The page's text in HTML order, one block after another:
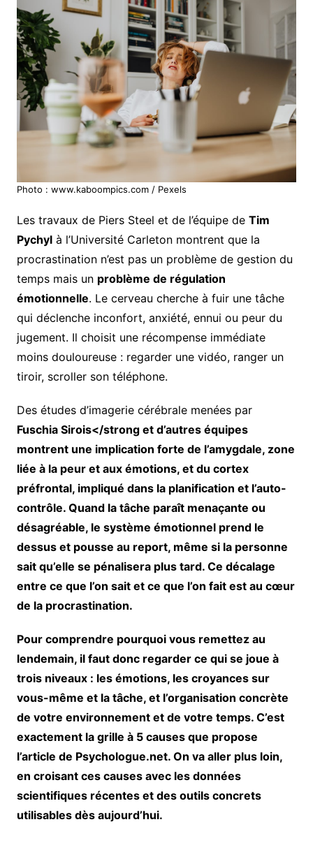
Photo : www.kaboompics.com / Pexels
Les travaux de Piers Steel et de l’équipe de Tim
Pychylà l’Université Carleton montrent que la
procrastination n’est pas un problème de gestion du
temps mais un problème de régulation
émotionnelle. Le cerveau cherche à fuir une tâche
qui déclenche inconfort, anxiété, ennui ou peur du
jugement. Il choisit une récompense immédiate
moins douloureuse : regarder une vidéo, ranger un
tiroir, scroller son téléphone.
Des études d’imagerie cérébrale menées par
Fuschia Sirois</strong et d’autres équipes
montrent une implication forte de l’amygdale, zone
liée à la peur et aux émotions, et du cortex
préfrontal, impliqué dans la planification et l’auto-
contrôle. Quand la tâche paraît menaçante ou
désagréable, le système émotionnel prend le
dessus et pousse au report, même si la personne
sait qu’elle se pénalisera plus tard. Ce décalage
entre ce que l’on sait et ce que l’on fait est au cœur
de la procrastination.
Pour comprendre pourquoi vous remettez au
lendemain, il faut donc regarder ce qui se joue à
trois niveaux : les émotions, les croyancessur
vous-même et la tâche, et l’organisation concrète
de votre environnement et de votre temps. C’est
exactement la grille à 5 causes que propose
l’article de Psychologue.net. On va aller plus loin,
en croisant ces causes avec les données
scientifiques récentes et des outils concrets
utilisables dès aujourd’hui.